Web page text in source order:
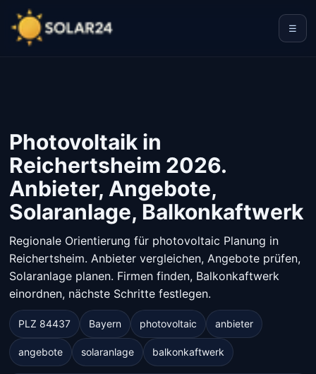
☰
Photovoltaik in
Reichertsheim 2026.
Anbieter, Angebote,
Solaranlage, Balkonkaftwerk
Regionale Orientierung für photovoltaic Planung in
Reichertsheim. Anbieter vergleichen, Angebote prüfen,
Solaranlage planen. Firmen finden, Balkonkaftwerk
einordnen, nächste Schritte festlegen.
PLZ 84437 Bayern photovoltaic anbieter
angebote solaranlage balkonkaftwerk